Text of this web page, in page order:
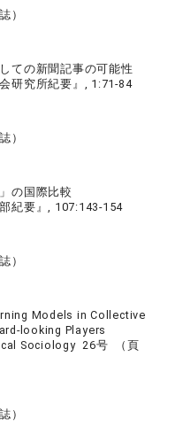
）
ての新聞記事の可能性
研究所紀要』, 1:71-84
）
の国際比較
紀要』, 107:143-154
）
Models in Collective
looking Players
Sociology 26号 （頁
）